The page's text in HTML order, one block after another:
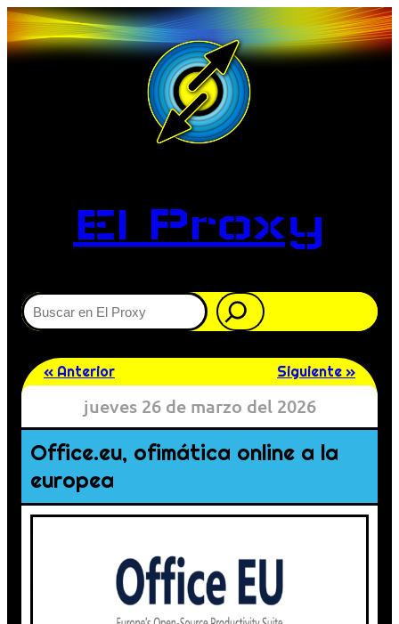
El Proxy
Buscar
« Anterior Siguiente »
jueves 26 de marzo del 2026
Office.eu, ofimática online a la
europea